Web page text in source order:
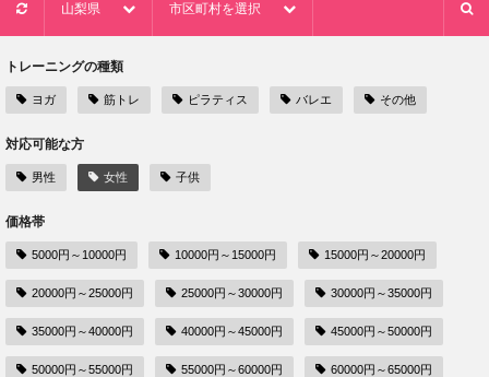
山梨県 市区町村を選択
トレーニングの種類
ヨガ 筋トレ ピラティス バレエ その他
対応可能な方
男性 女性 子供
価格帯
5000円～10000円 10000円～15000円 15000円～20000円
20000円～25000円 25000円～30000円 30000円～35000円
35000円～40000円 40000円～45000円 45000円～50000円
50000円～55000円 55000円～60000円 60000円～65000円